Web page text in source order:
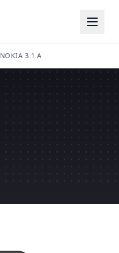
NOKIA 3.1 A